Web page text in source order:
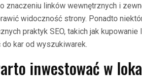
znaczeniu linków wewnętrznych i
widoczność strony. Ponadto
praktyk SEO, takich jak
kar od wyszukiwarek.
inwestować w